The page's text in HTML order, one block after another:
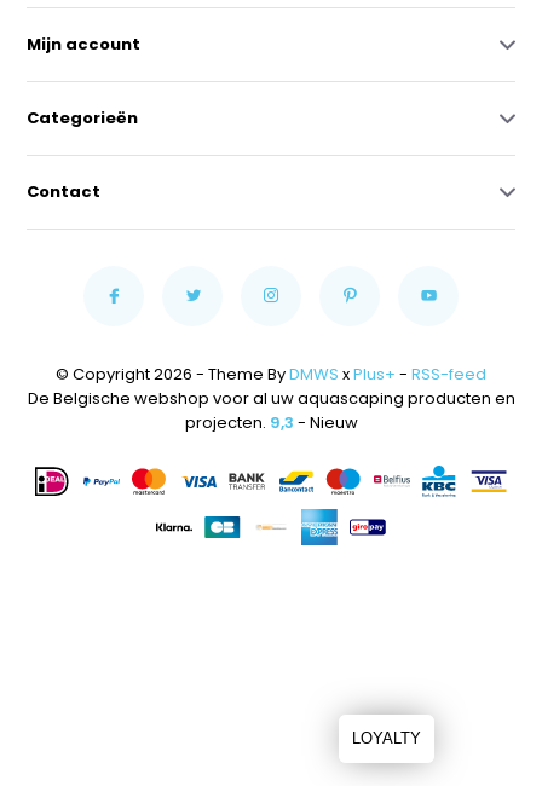
Mijn account
Categorieën
Contact
© Copyright 2026 - Theme ByDMWS xPlus+ - RSS-feed
De Belgische webshop voor al uw aquascaping producten en
projecten. 9,3 - Nieuw
LOYALTY